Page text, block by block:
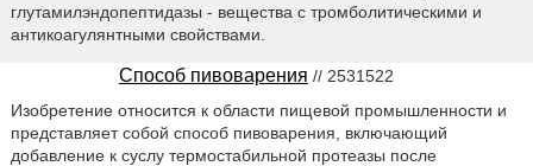
глутамилэндопептидазы - вещества с тромболитическими и
антикоагулянтными свойствами.
Способ пивоварения // 2531522
Изобретение относится к области пищевой промышленности и
представляет собой способ пивоварения, включающий
добавление к суслу термостабильной протеазы после